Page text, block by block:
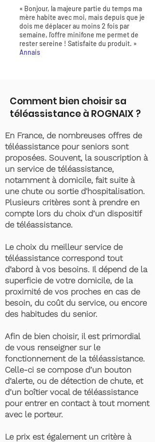
« Bonjour, la majeure partie du temps ma
mère habite avec moi, mais depuis que je
dois me déplacer au moins 2 fois par
semaine, l'offre minifone me permet de
rester sereine ! Satisfaite du produit. »
Annais
Comment bien choisir sa
téléassistance à ROGNAIX ?
En France, de nombreuses offres de
téléassistance pour seniors sont
proposées. Souvent, la souscription à
un service de téléassistance,
notamment à domicile, fait suite à
une chute ou sortie d'hospitalisation.
Plusieurs critères sont à prendre en
compte lors du choix d’un dispositif
de téléassistance.
Le choix du meilleur service de
téléassistance correspond tout
d’abord à vos besoins. Il dépend de la
superficie de votre domicile, de la
proximité de vos proches en cas de
besoin, du coût du service, ou encore
des habitudes du senior.
Afin de bien choisir, il est primordial
de vous renseigner sur le
fonctionnement de la téléassistance.
Celle-ci se compose d’un bouton
d’alerte, ou de détection de chute, et
d’un boîtier vocal de téléassistance
pour entrer en contact à tout moment
avec le porteur.
Le prix est également un critère à